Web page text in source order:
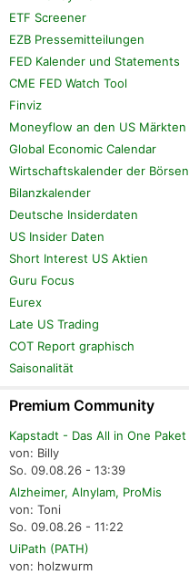
ETF Screener
EZB Pressemitteilungen
FED Kalender und Statements
CME FED Watch Tool
Finviz
Moneyflow an den US Märkten
Global Economic Calendar
Wirtschaftskalender der Börsen
Bilanzkalender
Deutsche Insiderdaten
US Insider Daten
Short Interest US Aktien
Guru Focus
Eurex
Late US Trading
COT Report graphisch
Saisonalität
Premium Community
Kapstadt - Das All in One Paket
von: Billy
So. 09.08.26 - 13:39
Alzheimer, Alnylam, ProMis
von: Toni
So. 09.08.26 - 11:22
UiPath (PATH)
von: holzwurm